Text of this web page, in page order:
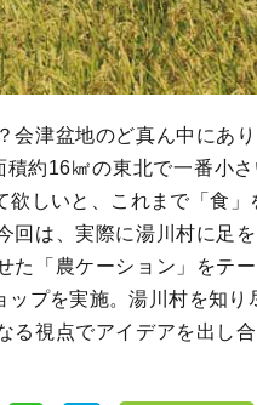
会津盆地のど真ん中にあ
約16㎢の東北で一番小
欲しいと、これまで「食
回は、実際に湯川村に足
た「農ケーション」をテ
プを実施。湯川村を知
る視点でアイデアを出し